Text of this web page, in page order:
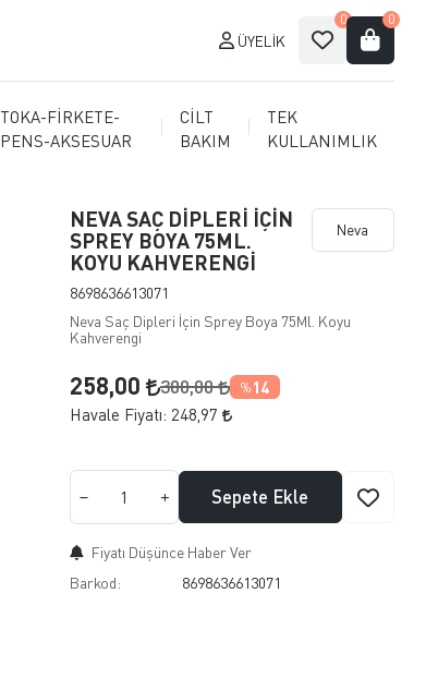
ÜYELIK
0 0
TOKA-FİRKETE-
PENS-AKSESUAR
CİLT
BAKIM
TEK
KULLANIMLIK
NEVA SAÇ DİPLERİ İÇİN
SPREY BOYA 75ML.
KOYU KAHVERENGİ
8698636613071
Neva
Neva Saç Dipleri İçin Sprey Boya 75Ml. Koyu
Kahverengi
258,00 300,00 % 14
Havale Fiyatı: 248,97
Sepete Ekle
Fiyatı Düşünce Haber Ver
Barkod:
8698636613071